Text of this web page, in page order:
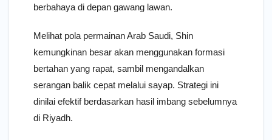
berbahaya di depan gawang lawan.
Melihat pola permainan Arab Saudi, Shin
kemungkinan besar akan menggunakan formasi
bertahan yang rapat, sambil mengandalkan
serangan balik cepat melalui sayap. Strategi ini
dinilai efektif berdasarkan hasil imbang sebelumnya
di Riyadh.